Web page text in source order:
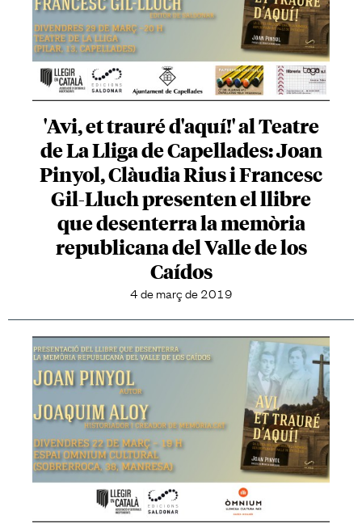
'Avi, et trauré d'aquí!' al Teatre
de La Lliga de Capellades: Joan
Pinyol, Clàudia Rius i Francesc
Gil-Lluch presenten el llibre
que desenterra la memòria
republicana del Valle de los
Caídos
4 de març de 2019